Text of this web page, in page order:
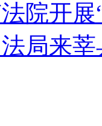
院开
局来